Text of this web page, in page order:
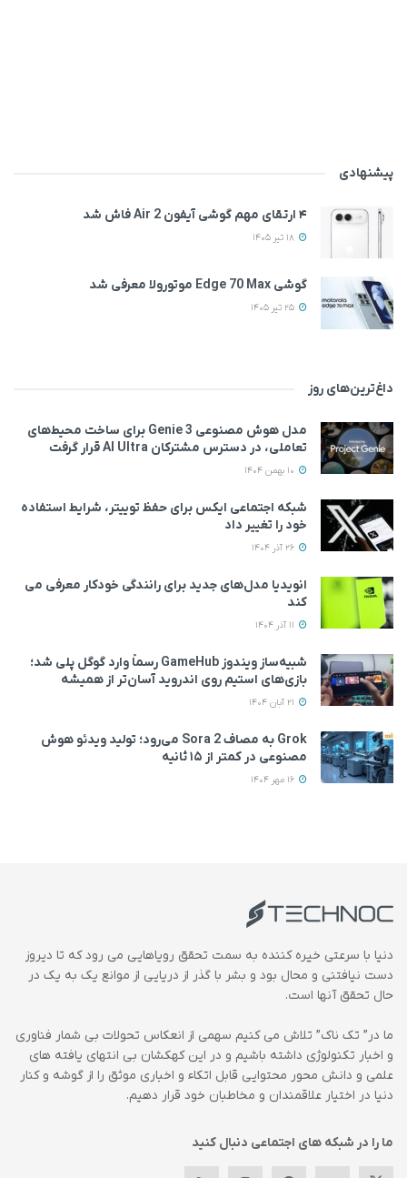
پیشنهادی
۴ ارتقای مهم گوشی آیفون Air 2 فاش شد
گوشی Edge 70 Max موتورولا معرفی شد
داغ‌ترین‌های روز
مدل هوش مصنوعی Genie 3 برای ساخت محیط‌های
تعاملی، در دسترس مشترکان AI Ultra قرار گرفت
شبکه اجتماعی ایکس برای حفظ توییتر، شرایط استفاده
خود را تغییر داد
انویدیا مدل‌های جدید برای رانندگی خودکار معرفی می
کند
شبیه‌ساز ویندوز GameHub رسماً وارد گوگل پلی شد؛
بازی‌های استیم روی اندروید آسان‌تر از همیشه
Grok به مصاف Sora 2 می‌رود؛ تولید ویدئو هوش
مصنوعی در کمتر از ۱۵ ثانیه
دنیا با سرعتی خیره کننده به سمت تحقق رویاهایی می رود که تا دیروز
دست نیافتنی و محال بود و بشر با گذر از دریایی از موانع یک به یک در
حال تحقق آنها است.
ما در” تک ناک” تلاش می کنیم سهمی از انعکاس تحولات بی شمار فناوری
و اخبار تکنولوژی داشته باشیم و در این کهکشان بی انتهای یافته های
علمی و دانش محور محتوایی قابل اتکاء و اخباری موثق را از گوشه و کنار
دنیا در اختیار علاقمندان و مخاطبان خود قرار دهیم.
ما را در شبکه های اجتماعی دنبال کنید